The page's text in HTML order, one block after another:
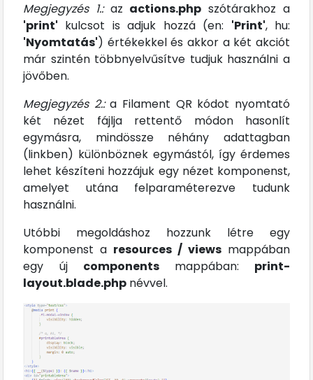
Megjegyzés 1.:az actions.php szótárakhoz a
'print' kulcsot is adjuk hozzá (en: 'Print', hu:
'Nyomtatás') értékekkel és akkor a két akciót
már szintén többnyelvűsítve tudjuk használni a
jövőben.
Megjegyzés 2.:a Filament QR kódot nyomtató
két nézet fájlja rettentő módon hasonlít
egymásra, mindössze néhány adattagban
(linkben) különböznek egymástól, így érdemes
lehet készíteni hozzájuk egy nézet komponenst,
amelyet utána felparaméterezve tudunk
használni.
Utóbbi megoldáshoz hozzunk létre egy
komponenst a resources / views mappában
egy új components mappában: print-
layout.blade.php névvel.